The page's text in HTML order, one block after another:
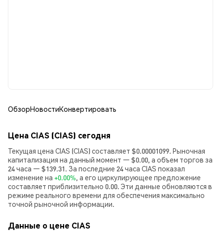
ОбзорНовостиКонвертировать
Цена CIAS (CIAS) сегодня
Текущая цена CIAS (CIAS) составляет $0.00001099. Рыночная
капитализация на данный момент — $0.00, а объем торгов за
24 часа — $139.31. За последние 24 часа CIAS показал
изменение на +0.00%, а его циркулирующее предложение
составляет приблизительно 0.00. Эти данные обновляются в
режиме реального времени для обеспечения максимально
точной рыночной информации.
Данные о цене CIAS